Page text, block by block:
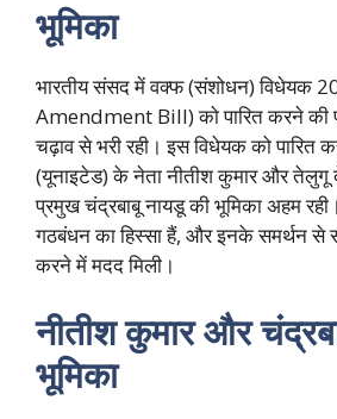
भूमिका
भारतीय संसद में वक्फ (संशोधन) विधेयक
Amendment Bill) को पारित करने की
चढ़ाव से भरी रही। इस विधेयक को पारित
(यूनाइटेड) के नेता नीतीश कुमार और तेलुगू
प्रमुख चंद्रबाबू नायडू की भूमिका अहम
गठबंधन का हिस्सा हैं, और इनके समर्थन से
करने में मदद मिली।
नीतीश कुमार और
भूमिका